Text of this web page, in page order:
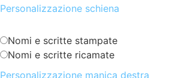
Personalizzazione schiena
Nomi e scritte stampate
Nomi e scritte ricamate
Personalizzazione manica destra